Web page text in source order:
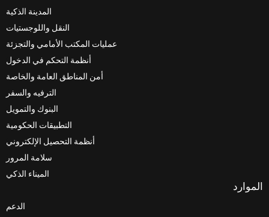
المدينة الذكية
النقل واللوجستيات
عمليات المكتب الأمامي والتجزئة
أنظمة التحكم في الدخول
أمن المناطق العامة والخاصة
الترفيه والسفر
البنوك والتمويل
التطبيقات الحكومية
أنظمة التحصيل الإلكتروني
سلامة المرور